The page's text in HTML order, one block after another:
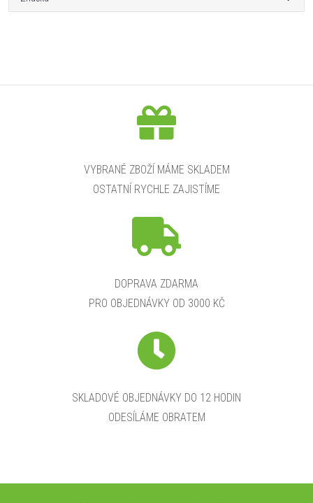
VYBRANÉ ZBOŽÍ MÁME SKLADEM
OSTATNÍ RYCHLE ZAJISTÍME
DOPRAVA ZDARMA
PRO OBJEDNÁVKY OD 3000 KČ
SKLADOVÉ OBJEDNÁVKY DO 12 HODIN
ODESÍLÁME OBRATEM